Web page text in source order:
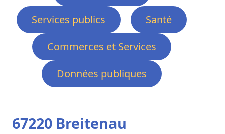
Services publics
Santé
Commerces et Services
Données publiques
67220 Breitenau